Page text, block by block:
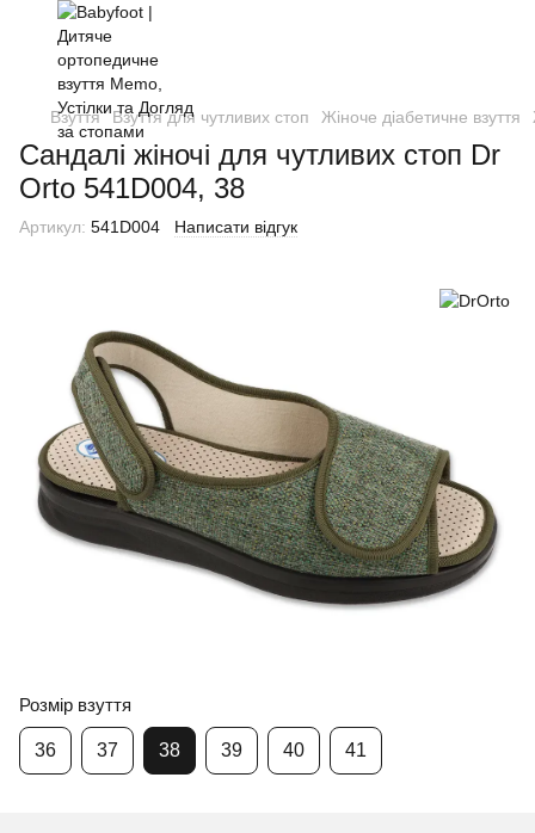
Взуття Взуття для чутливих стоп Жіноче діабетичне взуття
Cандалі жіночі для чутливих стоп Dr
Orto 541D004, 38
Артикул: 541D004 Написати відгук
Розмір взуття
36 37 38 39 40 41